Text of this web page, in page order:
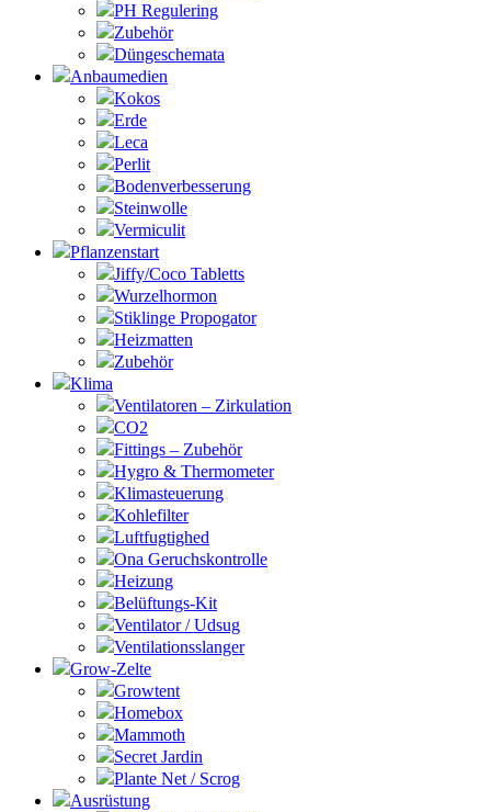
PH Regulering
Zubehör
Düngeschemata
Anbaumedien
Kokos
Erde
Leca
Perlit
Bodenverbesserung
Steinwolle
Vermiculit
Pflanzenstart
Jiffy/Coco Tabletts
Wurzelhormon
Stiklinge Propogator
Heizmatten
Zubehör
Klima
Ventilatoren – Zirkulation
CO2
Fittings – Zubehör
Hygro & Thermometer
Klimasteuerung
Kohlefilter
Luftfugtighed
Ona Geruchskontrolle
Heizung
Belüftungs-Kit
Ventilator / Udsug
Ventilationsslanger
Grow-Zelte
Growtent
Homebox
Mammoth
Secret Jardin
Plante Net / Scrog
Ausrüstung